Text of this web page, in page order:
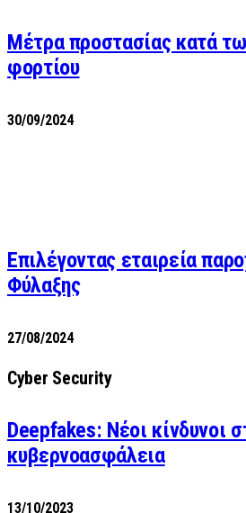
Μέτρα προστασίας κατά
φορτίου
30/09/2024
Επιλέγοντας εταιρεία
Φύλαξης
27/08/2024
Cyber Security
Deepfakes: Νέοι κίνδυνοι
κυβερνοασφάλεια
13/10/2023